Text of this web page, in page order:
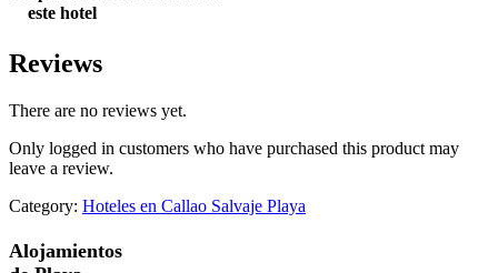
este hotel
Reviews
There are no reviews yet.
Only logged in customers who have purchased this product may
leave a review.
Category: Hoteles en Callao Salvaje Playa
Alojamientos